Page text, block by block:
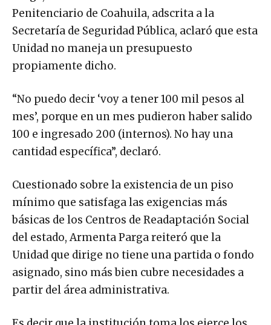
Penitenciario de Coahuila, adscrita a la
Secretaría de Seguridad Pública, aclaró que esta
Unidad no maneja un presupuesto
propiamente dicho.
“No puedo decir ‘voy a tener 100 mil pesos al
mes’, porque en un mes pudieron haber salido
100 e ingresado 200 (internos). No hay una
cantidad específica”, declaró.
Cuestionado sobre la existencia de un piso
mínimo que satisfaga las exigencias más
básicas de los Centros de Readaptación Social
del estado, Armenta Parga reiteró que la
Unidad que dirige no tiene una partida o fondo
asignado, sino más bien cubre necesidades a
partir del área administrativa.
Es decir que la institución toma los ejerce los